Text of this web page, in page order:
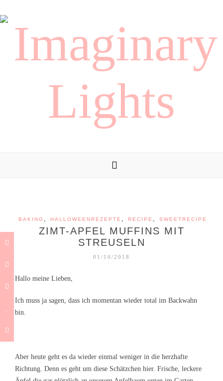
BAKING , HALLOWEENREZEPTE , RECIPE , SWEETRECIPE
ZIMT-APFEL MUFFINS MIT
STREUSELN
01/10/2018
Hallo meine Lieben,
Ich muss ja sagen, dass ich momentan wieder total im Backwahn
bin.
Aber heute geht es da wieder einmal weniger in die herzhafte
Richtung. Denn es geht um diese Schätzchen hier. Frische, leckere